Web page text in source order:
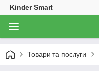
Kinder Smart
Товари та послуги